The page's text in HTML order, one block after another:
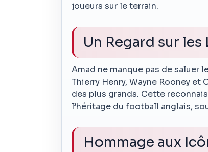
joueurs sur le terrain.
Un Regard sur les
Amad ne manque pas de saluer
Thierry Henry, Wayne Rooney
des plus grands. Cette
l’héritage du football anglais,
Hommage aux